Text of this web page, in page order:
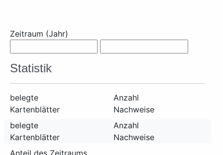
Zeitraum (Jahr)
Statistik
belegte
Kartenblätter
Anzahl
Nachweise
belegte
Kartenblätter
Anzahl
Nachweise
Anteil des Zeitraums